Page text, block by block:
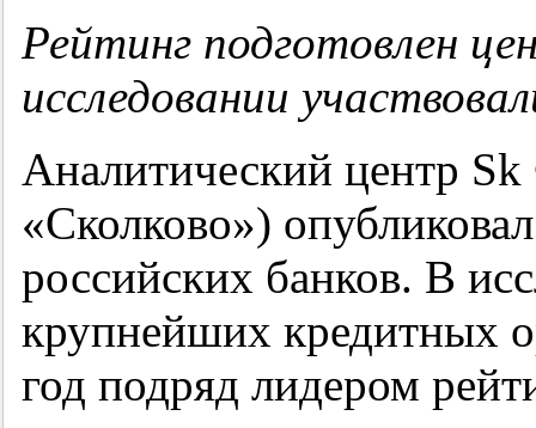
Рейтинг подготовлен
исследовании
Аналитический центр
«Сколково»)
российских банков. В
крупнейших кредитных
год подряд лидером